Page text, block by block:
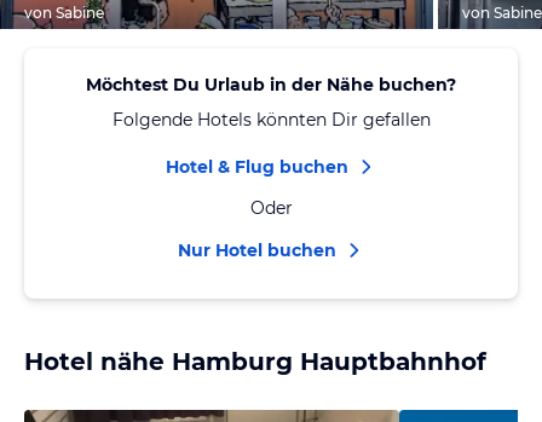
von Sabine von Sabine
Möchtest Du Urlaub in der Nähe buchen?
Folgende Hotels könnten Dir gefallen
Hotel & Flug buchen
Oder
Nur Hotel buchen
Hotel nähe Hamburg Hauptbahnhof